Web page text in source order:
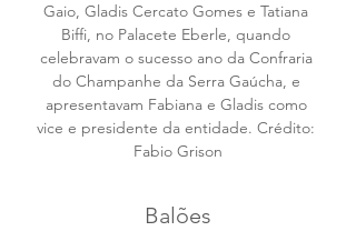
Gaio, Gladis Cercato Gomes e Tatiana
Biffi, no Palacete Eberle, quando
celebravam o sucesso ano da Confraria
do Champanhe da Serra Gaúcha, e
apresentavam Fabiana e Gladis como
vice e presidente da entidade. Crédito:
Fabio Grison
Balões